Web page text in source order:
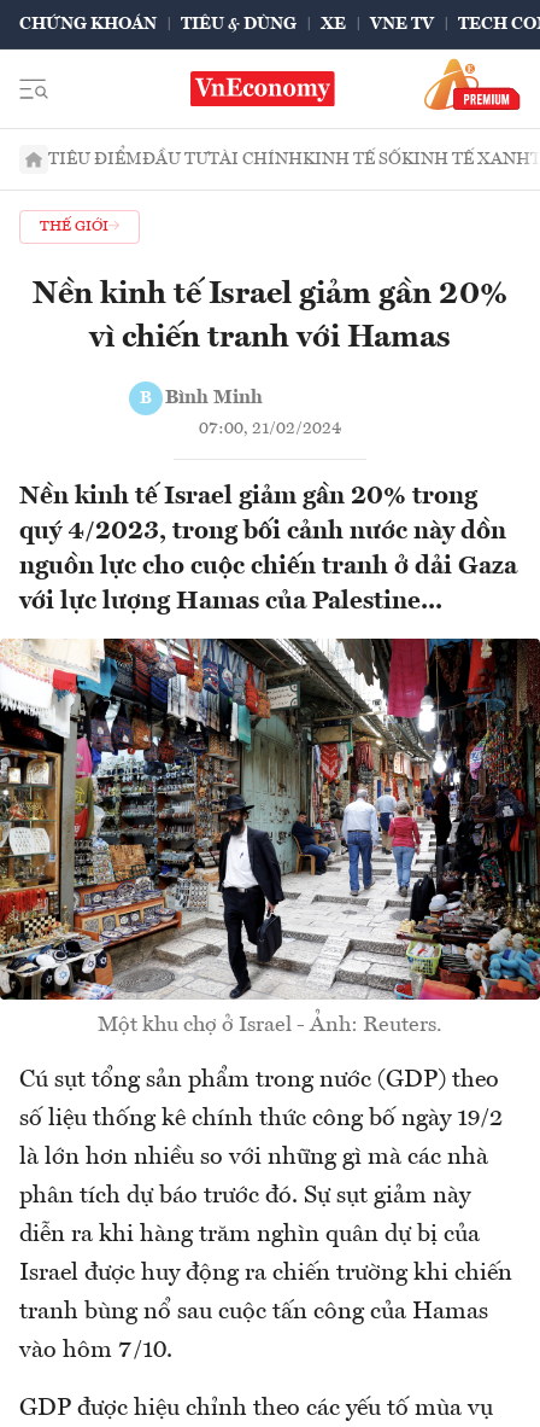
CHỨNG KHOÁN TIÊU & DÙNG XE VNE TV TECH
TIÊU ĐIỂMĐẦU TƯTÀI CHÍNHKINH TẾ SỐKINH TẾ XANH
THẾ GIỚI
Nền kinh tế Israel giảm gần 20%
vì chiến tranh với Hamas
B Bình Minh
07:00, 21/02/2024
Nền kinh tế Israel giảm gần 20% trong
quý 4/2023, trong bối cảnh nước này dồn
nguồn lực cho cuộc chiến tranh ở dải Gaza
với lực lượng Hamas của Palestine...
Một khu chợ ở Israel - Ảnh: Reuters.
Cú sụt tổng sản phẩm trong nước (GDP) theo
số liệu thống kê chính thức công bố ngày 19/2
là lớn hơn nhiều so với những gì mà các nhà
phân tích dự báo trước đó. Sự sụt giảm này
diễn ra khi hàng trăm nghìn quân dự bị của
Israel được huy động ra chiến trường khi chiến
tranh bùng nổ sau cuộc tấn công của Hamas
vào hôm 7/10.
GDP được hiệu chỉnh theo các yếu tố mùa vụ